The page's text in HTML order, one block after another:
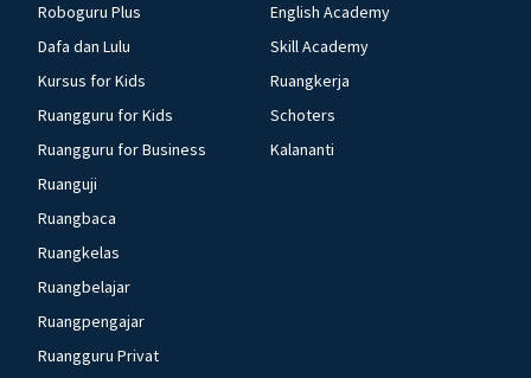
Roboguru Plus
Dafa dan Lulu
Kursus for Kids
Ruangguru for Kids
Ruangguru for Business
Ruanguji
Ruangbaca
Ruangkelas
Ruangbelajar
Ruangpengajar
Ruangguru Privat
English Academy
Skill Academy
Ruangkerja
Schoters
Kalananti